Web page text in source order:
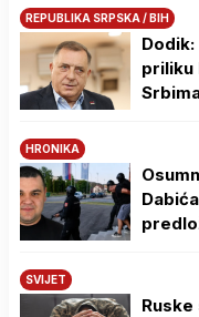
REPUBLIKA SRPSKA / BIH
priliku
HRONIKA
SVIJET